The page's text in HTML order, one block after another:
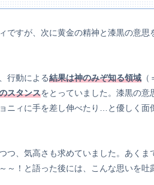
ですが、次に黄金の精神と漆黒の意思
行動による結果は神のみぞ知る領域
スタンスをとっていました。漆黒の意
ニィに手を差し伸べたり…と優しく面
つ、気高さも求めていました。あくま
！と語った後には、こんな思いを吐